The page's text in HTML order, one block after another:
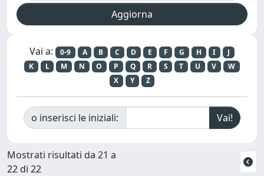
Vai a: 0-9 A B C D E F G H I
J
K
L M N O P Q R S T U V
W
X
Y Z
o inserisci le iniziali:
Mostrati risultati da 21 a
22 di 22